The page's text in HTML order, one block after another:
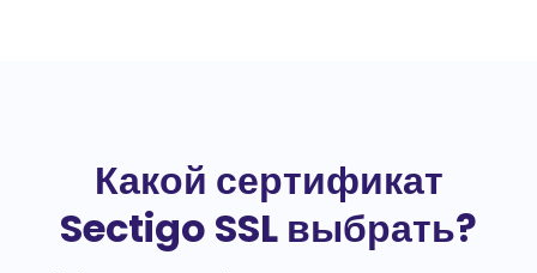
Какой сертификат
Sectigo SSL выбрать?